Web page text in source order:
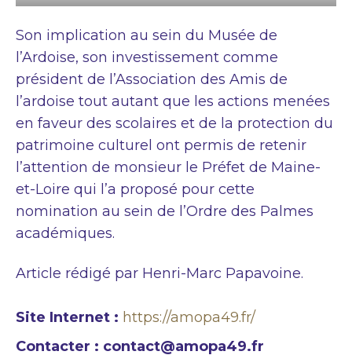
Son implication au sein du Musée de
l’Ardoise, son investissement comme
président de l’Association des Amis de
l’ardoise tout autant que les actions menées
en faveur des scolaires et de la protection du
patrimoine culturel ont permis de retenir
l’attention de monsieur le Préfet de Maine-
et-Loire qui l’a proposé pour cette
nomination au sein de l’Ordre des Palmes
académiques.
Article rédigé par Henri-Marc Papavoine.
Site Internet : https://amopa49.fr/
Contacter : contact@amopa49.fr